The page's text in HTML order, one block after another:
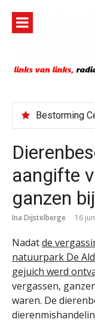
inhoud
aangifte
ganzen
Ina Dijstelberge 16
Nadatde
natuurpark De
gejuich werd
vergassen,
waren. De